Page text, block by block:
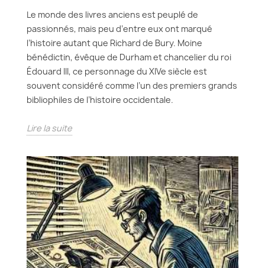
Le monde des livres anciens est peuplé de
passionnés, mais peu d’entre eux ont marqué
l’histoire autant que Richard de Bury. Moine
bénédictin, évêque de Durham et chancelier du roi
Édouard III, ce personnage du XIVe siècle est
souvent considéré comme l’un des premiers grands
bibliophiles de l’histoire occidentale.
Lire la suite